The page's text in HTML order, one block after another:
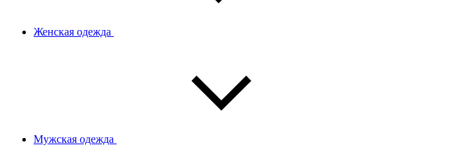
Женская одежда
Мужская одежда